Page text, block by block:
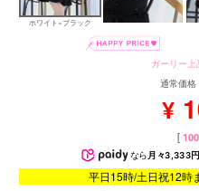
ホワイト×ブラック
ガーリー
通常価格
¥
[100
なら 月々3,333円
平日15時/土日祝12時